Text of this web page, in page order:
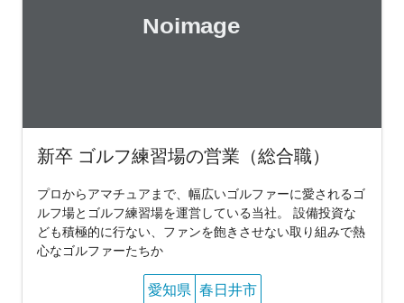
新卒 ゴルフ練習場の営業（総合職）
プロからアマチュアまで、幅広いゴルファーに愛されるゴ
ルフ場とゴルフ練習場を運営している当社。 設備投資な
ども積極的に行ない、ファンを飽きさせない取り組みで熱
心なゴルファーたちか
愛知県 春日井市